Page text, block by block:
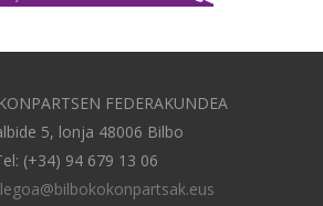
FEDERAKUNDEA
5, lonja 48006 Bilbo
(+34) 94 679 13 06